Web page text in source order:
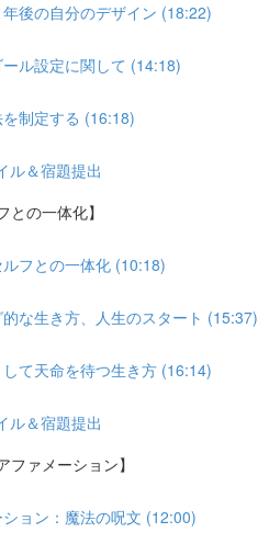
後の自分のデザイン (18:22)
ル設定に関して (14:18)
制定する (16:18)
＆宿題提出
の一体化】
フとの一体化 (10:18)
な生き方、人生のスタート (15:37)
て天命を待つ生き方 (16:14)
＆宿題提出
ァメーション】
ョン：魔法の呪文 (12:00)